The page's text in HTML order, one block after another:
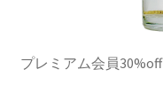
プレミアム会員30%off